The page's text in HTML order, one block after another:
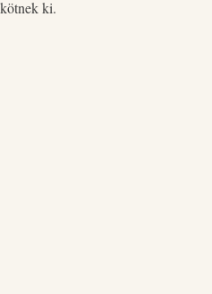
kötnek ki.